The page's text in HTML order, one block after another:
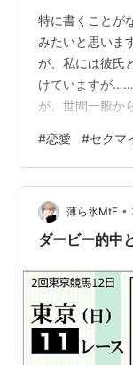
特に書くことが
みたいと思いま
が、私には彼氏
けていますが
が、世間一般か
は逢うチャンス
あと、最近はガ
す。 彼女とは
し振りに逢いま
るので、そこま
#恋愛 #セクマ
薄ら氷MtF •
ダービー的中